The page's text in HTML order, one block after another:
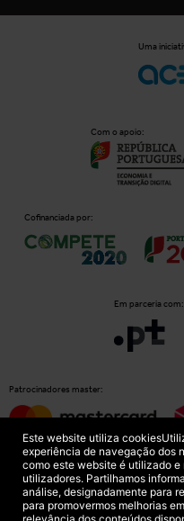
Uma
Com o apoio:
Cofinanciada por:
Em parceria com:
Patrocinadores master:
Patrocinadores
Este website utiliza cookies
experiência de navegação dos
como este website é utilizado
utilizadores. Partilhamos
análise, designadamente para
para promovermos melhorias